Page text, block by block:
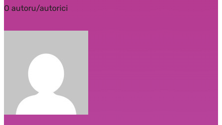
O autoru/autorici